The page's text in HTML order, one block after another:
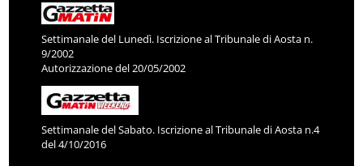
Settimanale del Lunedì. Iscrizione al Tribunale di Aosta n.
9/2002
Autorizzazione del 20/05/2002
Settimanale del Sabato. Iscrizione al Tribunale di Aosta n.4
del 4/10/2016